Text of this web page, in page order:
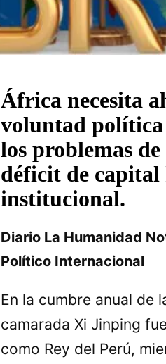
África necesita
voluntad
los problemas
déficit de
institucional.
Diario La Humanidad
Político Internacional
En la cumbre anual de
camarada Xi Jinping
como Rey del Perú,